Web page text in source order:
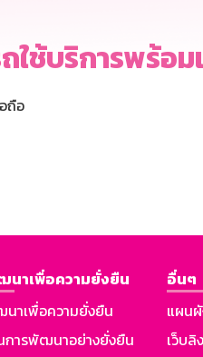
ช้บริการพร้อม
ถือ
นาเพื่อความยั่งยืน
าเพื่อความยั่งยืน
การพัฒนาอย่างยั่งยืน
อื่นๆ
แผน
เว็บลิ